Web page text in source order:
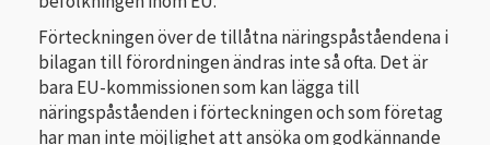
Förteckningen över de tillåtna näringspåståendena i
bilagan till förordningen ändras inte så ofta. Det är
bara EU-kommissionen som kan lägga till
näringspåståenden i förteckningen och som företag
har man inte möjlighet att ansöka om godkännande